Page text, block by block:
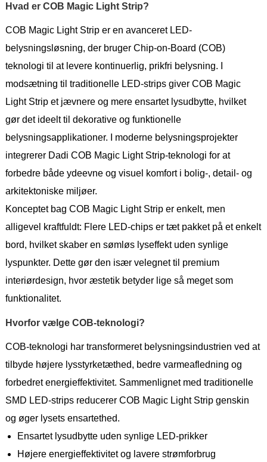
Hvad er COB Magic Light Strip?
COB Magic Light Strip er en avanceret LED-
belysningsløsning, der bruger Chip-on-Board (COB)
teknologi til at levere kontinuerlig, prikfri belysning. I
modsætning til traditionelle LED-strips giver COB Magic
Light Strip et jævnere og mere ensartet lysudbytte, hvilket
gør det ideelt til dekorative og funktionelle
belysningsapplikationer. I moderne belysningsprojekter
integrerer Dadi COB Magic Light Strip-teknologi for at
forbedre både ydeevne og visuel komfort i bolig-, detail- og
arkitektoniske miljøer.
Konceptet bag COB Magic Light Strip er enkelt, men
alligevel kraftfuldt: Flere LED-chips er tæt pakket på et enkelt
bord, hvilket skaber en sømløs lyseffekt uden synlige
lyspunkter. Dette gør den især velegnet til premium
interiørdesign, hvor æstetik betyder lige så meget som
funktionalitet.
Hvorfor vælge COB-teknologi?
COB-teknologi har transformeret belysningsindustrien ved at
tilbyde højere lysstyrketæthed, bedre varmeafledning og
forbedret energieffektivitet. Sammenlignet med traditionelle
SMD LED-strips reducerer COB Magic Light Strip genskin
og øger lysets ensartethed.
Ensartet lysudbytte uden synlige LED-prikker
Højere energieffektivitet og lavere strømforbrug